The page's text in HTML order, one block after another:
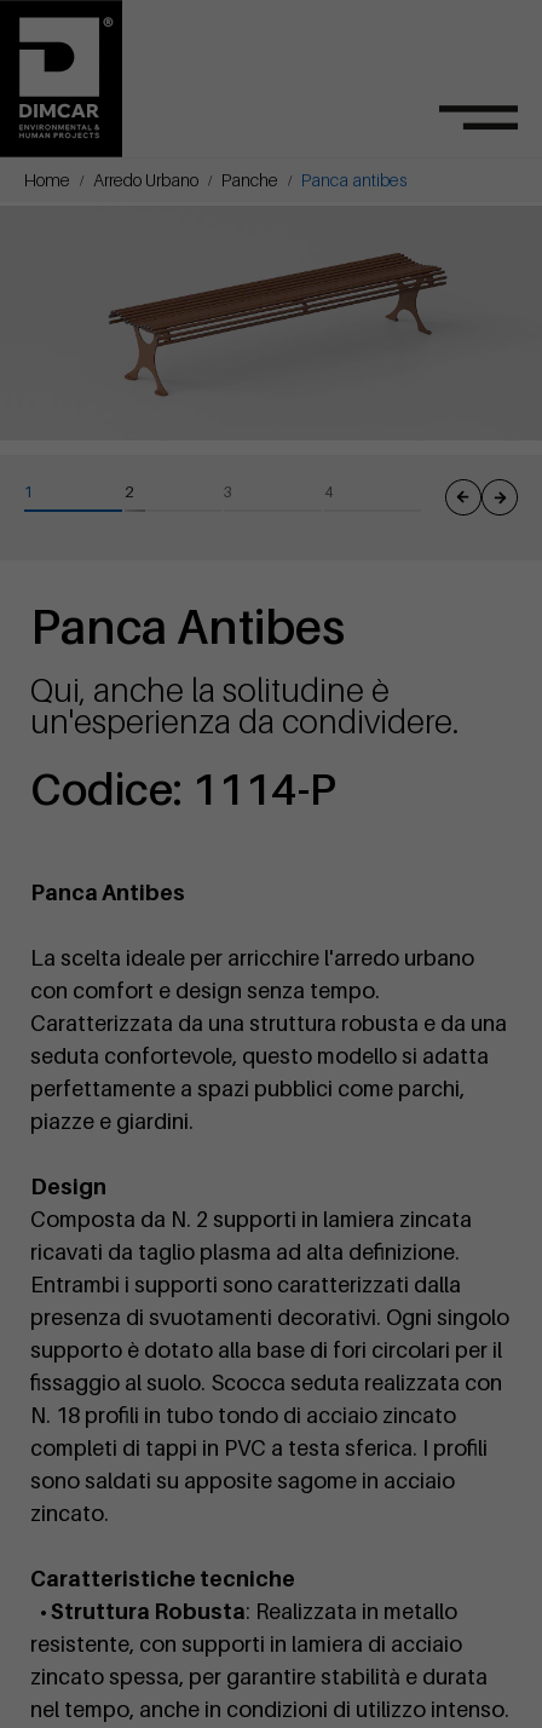
Home Arredo Urbano Panche Panca antibes
Panca Antibes
Qui, anche la solitudine è
un'esperienza da condividere.
Codice: 1114-P
Panca Antibes
La scelta ideale per arricchire l'arredo urbano
con comfort e design senza tempo.
Caratterizzata da una struttura robusta e da una
seduta confortevole, questo modello si adatta
perfettamente a spazi pubblici come parchi,
piazze e giardini.
Design
Composta da N. 2 supporti in lamiera zincata
ricavati da taglio plasma ad alta definizione.
Entrambi i supporti sono caratterizzati dalla
presenza di svuotamenti decorativi. Ogni singolo
supporto è dotato alla base di fori circolari per il
fissaggio al suolo. Scocca seduta realizzata con
N. 18 profili in tubo tondo di acciaio zincato
completi di tappi in PVC a testa sferica. I profili
sono saldati su apposite sagome in acciaio
zincato.
Caratteristiche tecniche
• Struttura Robusta: Realizzata in metallo
resistente, con supporti in lamiera di acciaio
zincato spessa, per garantire stabilità e durata
nel tempo, anche in condizioni di utilizzo intenso.